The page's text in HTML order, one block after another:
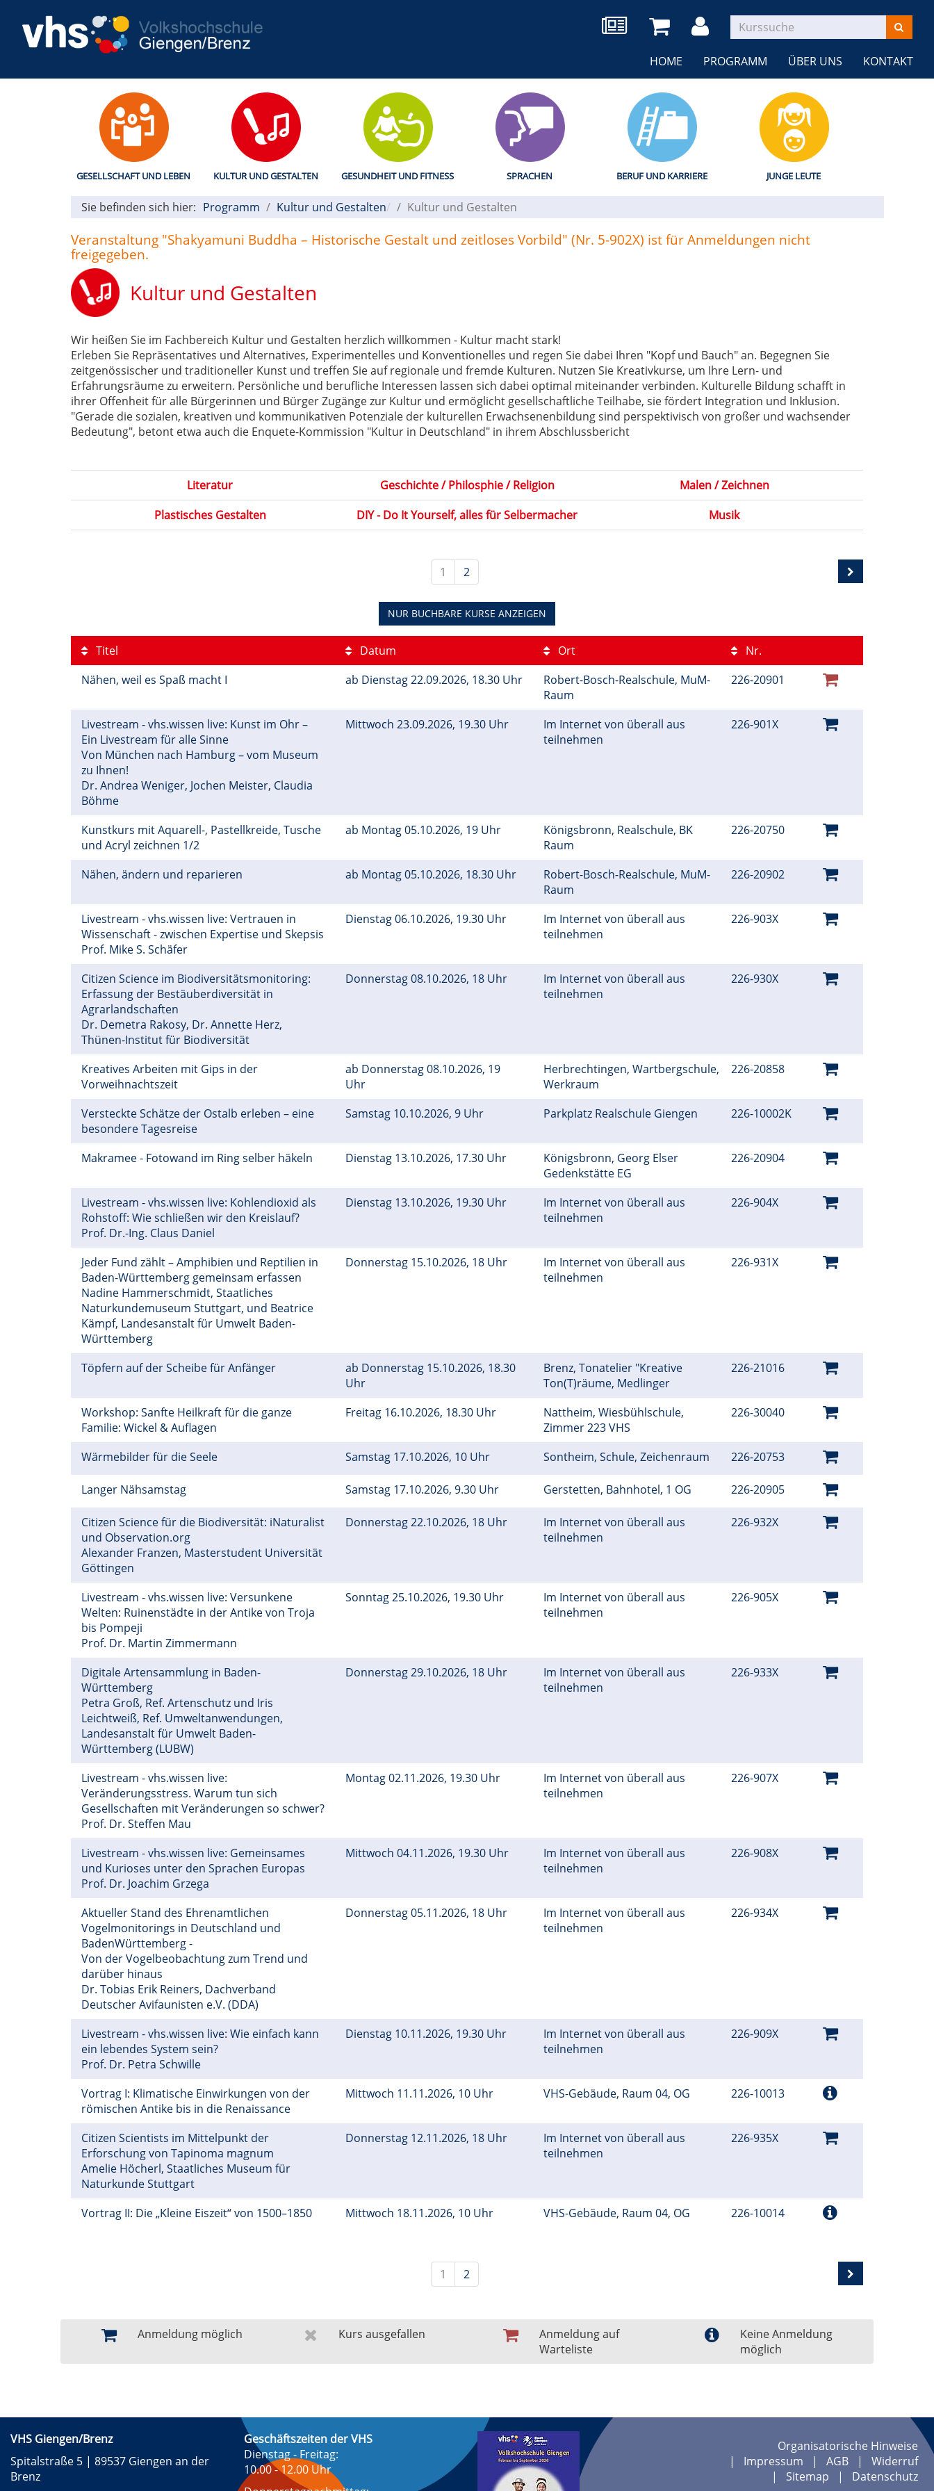
HOME PROGRAMM ÜBER UNS KONTAKT
GESELLSCHAFT UND LEBEN KULTUR UND GESTALTEN GESUNDHEIT UND FITNESS SPRACHEN BERUF UND KARRIERE JUNGE LEUTE
Sie befinden sich hier: Programm Kultur und Gestalten Kultur und Gestalten
Veranstaltung "Shakyamuni Buddha – Historische Gestalt und zeitloses Vorbild" (Nr. 5-902X) ist für Anmeldungen nicht
freigegeben.
Kultur und Gestalten
Wir heißen Sie im Fachbereich Kultur und Gestalten herzlich willkommen - Kultur macht stark!
Erleben Sie Repräsentatives und Alternatives, Experimentelles und Konventionelles und regen Sie dabei Ihren "Kopf und Bauch" an. Begegnen Sie
zeitgenössischer und traditioneller Kunst und treffen Sie auf regionale und fremde Kulturen. Nutzen Sie Kreativkurse, um Ihre Lern- und
Erfahrungsräume zu erweitern. Persönliche und berufliche Interessen lassen sich dabei optimal miteinander verbinden. Kulturelle Bildung schafft in
ihrer Offenheit für alle Bürgerinnen und Bürger Zugänge zur Kultur und ermöglicht gesellschaftliche Teilhabe, sie fördert Integration und Inklusion.
"Gerade die sozialen, kreativen und kommunikativen Potenziale der kulturellen Erwachsenenbildung sind perspektivisch von großer und wachsender
Bedeutung", betont etwa auch die Enquete-Kommission "Kultur in Deutschland" in ihrem Abschlussbericht
Literatur Geschichte / Philosphie / Religion
Malen / Zeichnen
Plastisches Gestalten
DIY - Do It Yourself, alles für Selbermacher Musik
1 2
NUR BUCHBARE KURSE ANZEIGEN
Titel Datum Ort
Nr.
Nähen, weil es Spaß macht I
ab Dienstag 22.09.2026, 18.30 Uhr
Robert-Bosch-Realschule, MuM-
Raum
226-20901
Livestream - vhs.wissen live: Kunst im Ohr –
Ein Livestream für alle Sinne
Von München nach Hamburg – vom Museum
zu Ihnen!
Dr. Andrea Weniger, Jochen Meister, Claudia
Böhme
Mittwoch 23.09.2026, 19.30 Uhr
Im Internet von überall aus
teilnehmen
226-901X
Kunstkurs mit Aquarell-, Pastellkreide, Tusche
und Acryl zeichnen 1/2
ab Montag 05.10.2026, 19 Uhr
Königsbronn, Realschule, BK
Raum
226-20750
Nähen, ändern und reparieren ab Montag 05.10.2026, 18.30 Uhr
Robert-Bosch-Realschule, MuM-
Raum
226-20902
Livestream - vhs.wissen live: Vertrauen in
Wissenschaft - zwischen Expertise und Skepsis
Prof. Mike S. Schäfer
Dienstag 06.10.2026, 19.30 Uhr
Im Internet von überall aus
teilnehmen
226-903X
Citizen Science im Biodiversitätsmonitoring:
Erfassung der Bestäuberdiversität in
Agrarlandschaften
Dr. Demetra Rakosy, Dr. Annette Herz,
Thünen-Institut für Biodiversität
Donnerstag 08.10.2026, 18 Uhr
Im Internet von überall aus
teilnehmen
226-930X
Kreatives Arbeiten mit Gips in der
Vorweihnachtszeit
ab Donnerstag 08.10.2026, 19
Uhr
Herbrechtingen, Wartbergschule,
Werkraum
226-20858
Versteckte Schätze der Ostalb erleben – eine
besondere Tagesreise
Samstag 10.10.2026, 9 Uhr Parkplatz Realschule Giengen 226-10002K
Makramee - Fotowand im Ring selber häkeln Dienstag 13.10.2026, 17.30 Uhr
Königsbronn, Georg Elser
Gedenkstätte EG
226-20904
Livestream - vhs.wissen live: Kohlendioxid als
Rohstoff: Wie schließen wir den Kreislauf?
Prof. Dr.-Ing. Claus Daniel
Dienstag 13.10.2026, 19.30 Uhr
Im Internet von überall aus
teilnehmen
226-904X
Jeder Fund zählt – Amphibien und Reptilien in
Baden-Württemberg gemeinsam erfassen
Nadine Hammerschmidt, Staatliches
Naturkundemuseum Stuttgart, und Beatrice
Kämpf, Landesanstalt für Umwelt Baden-
Württemberg
Donnerstag 15.10.2026, 18 Uhr
Im Internet von überall aus
teilnehmen
226-931X
Töpfern auf der Scheibe für Anfänger
ab Donnerstag 15.10.2026, 18.30
Uhr
Brenz, Tonatelier "Kreative
Ton(T)räume, Medlinger
226-21016
Workshop: Sanfte Heilkraft für die ganze
Familie: Wickel & Auflagen
Freitag 16.10.2026, 18.30 Uhr
Nattheim, Wiesbühlschule,
Zimmer 223 VHS
226-30040
Wärmebilder für die Seele Samstag 17.10.2026, 10 Uhr Sontheim, Schule, Zeichenraum 226-20753
Langer Nähsamstag Samstag 17.10.2026, 9.30 Uhr Gerstetten, Bahnhotel, 1 OG 226-20905
Citizen Science für die Biodiversität: iNaturalist
und Observation.org
Alexander Franzen, Masterstudent Universität
Göttingen
Donnerstag 22.10.2026, 18 Uhr
Im Internet von überall aus
teilnehmen
226-932X
Livestream - vhs.wissen live: Versunkene
Welten: Ruinenstädte in der Antike von Troja
bis Pompeji
Prof. Dr. Martin Zimmermann
Sonntag 25.10.2026, 19.30 Uhr
Im Internet von überall aus
teilnehmen
226-905X
Digitale Artensammlung in Baden-
Württemberg
Petra Groß, Ref. Artenschutz und Iris
Leichtweiß, Ref. Umweltanwendungen,
Landesanstalt für Umwelt Baden-
Württemberg (LUBW)
Donnerstag 29.10.2026, 18 Uhr
Im Internet von überall aus
teilnehmen
226-933X
Livestream - vhs.wissen live:
Veränderungsstress. Warum tun sich
Gesellschaften mit Veränderungen so schwer?
Prof. Dr. Steffen Mau
Montag 02.11.2026, 19.30 Uhr
Im Internet von überall aus
teilnehmen
226-907X
Livestream - vhs.wissen live: Gemeinsames
und Kurioses unter den Sprachen Europas
Prof. Dr. Joachim Grzega
Mittwoch 04.11.2026, 19.30 Uhr
Im Internet von überall aus
teilnehmen
226-908X
Aktueller Stand des Ehrenamtlichen
Vogelmonitorings in Deutschland und
BadenWürttemberg -
Von der Vogelbeobachtung zum Trend und
darüber hinaus
Dr. Tobias Erik Reiners, Dachverband
Deutscher Avifaunisten e.V. (DDA)
Donnerstag 05.11.2026, 18 Uhr
Im Internet von überall aus
teilnehmen
226-934X
Livestream - vhs.wissen live: Wie einfach kann
ein lebendes System sein?
Prof. Dr. Petra Schwille
Dienstag 10.11.2026, 19.30 Uhr
Im Internet von überall aus
teilnehmen
226-909X
Vortrag I: Klimatische Einwirkungen von der
römischen Antike bis in die Renaissance
Mittwoch 11.11.2026, 10 Uhr VHS-Gebäude, Raum 04, OG 226-10013
Citizen Scientists im Mittelpunkt der
Erforschung von Tapinoma magnum
Amelie Höcherl, Staatliches Museum für
Naturkunde Stuttgart
Donnerstag 12.11.2026, 18 Uhr
Im Internet von überall aus
teilnehmen
226-935X
Vortrag II: Die „Kleine Eiszeit“ von 1500–1850 Mittwoch 18.11.2026, 10 Uhr VHS-Gebäude, Raum 04, OG 226-10014
1 2
Anmeldung möglich Kurs ausgefallen
Anmeldung auf
Warteliste
Keine Anmeldung
möglich
VHS Giengen/Brenz
Spitalstraße 5 | 89537 Giengen an der
Brenz
Geschäftszeiten der VHS
Dienstag - Freitag:
10.00 - 12.00 Uhr
Organisatorische Hinweise
Impressum
AGB
Widerruf
Sitemap
Datenschutz